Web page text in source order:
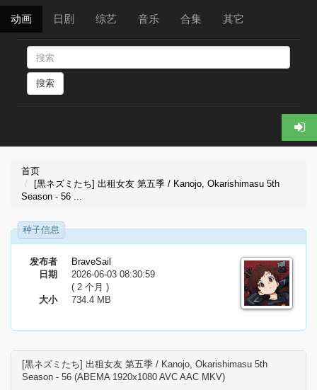
动画 日剧 综艺 音乐 合集 其它
搜索
首页
[黒ネズミたち] 出租女友 第五季 / Kanojo, Okarishimasu 5th
Season - 56 ...
种子信息
发布者
BraveSail
日期
2026-06-03 08:30:59
( 2 个月 )
大小
734.4 MB
[黒ネズミたち] 出租女友 第五季 / Kanojo, Okarishimasu 5th
Season - 56 (ABEMA 1920x1080 AVC AAC MKV)